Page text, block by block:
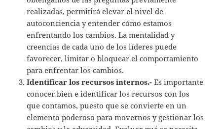
realizadas, permitirá elevar el nivel de
autoconciencia y entender cómo estamos
enfrentando los cambios. La mentalidad y
creencias de cada uno de los líderes puede
favorecer, limitar o bloquear el comportamiento
para enfrentar los cambios.
Identificar los recursos internos.- Es importante
conocer bien e identificar los recursos con los
que contamos, puesto que se convierte en un
elemento poderoso para movernos y gestionar los